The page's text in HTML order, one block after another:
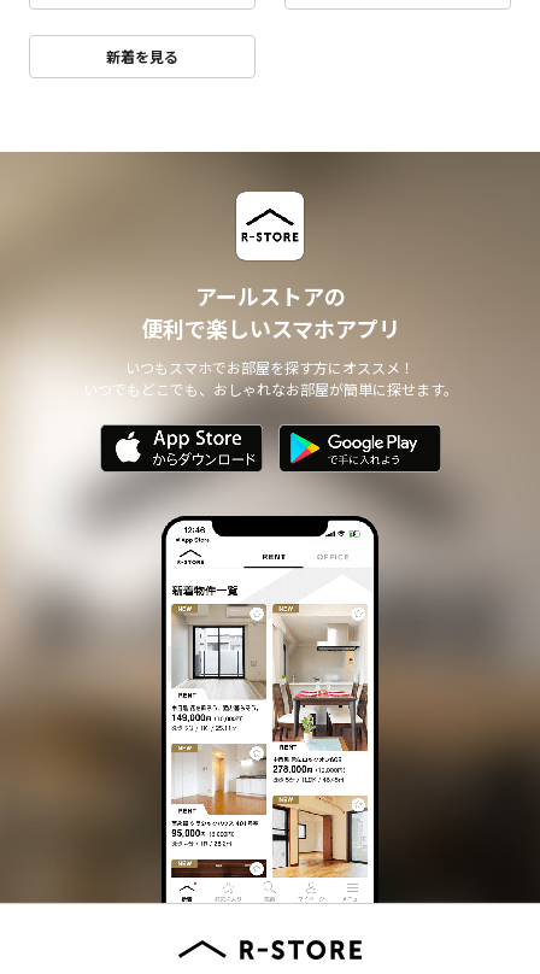
新着を見る
アールストアの
便利で楽しいスマホアプリ
いつもスマホでお部屋を探す方にオススメ！
いつでもどこでも、おしゃれなお部屋が簡単に探せます。